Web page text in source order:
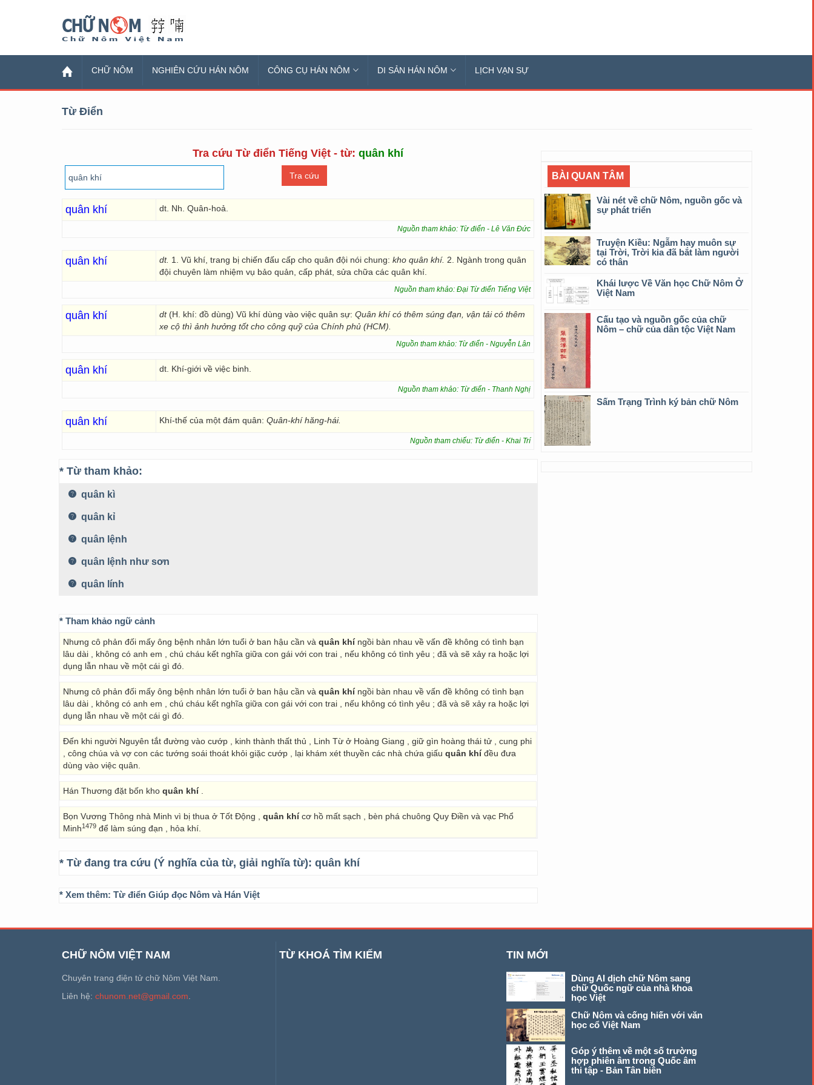
CHỮ NÔM NGHIÊN CỨU HÁN NÔM CÔNG CỤ HÁN NÔM DI SẢN HÁN NÔM LỊCH VẠN SỰ
Từ Điển
Tra cứu Từ điển Tiếng Việt - từ:quân khí
quân khí dt. Nh. Quân-hoả.
Nguồn tham khảo: Từ điển - Lê Văn Đức
quân khí dt. 1. Vũ khí, trang bị chiến đấu cấp cho quân đội nói chung: kho quân khí. 2. Ngành trong quân
đội chuyên làm nhiệm vụ bảo quản, cấp phát, sửa chữa các quân khí.
Nguồn tham khảo: Đại Từ điển Tiếng Việt
quân khí dt (H. khí: đồ dùng) Vũ khí dùng vào việc quân sự: Quân khí có thêm súng đạn, vận tải có thêm
xe cộ thì ảnh hưởng tốt cho công quỹ của Chính phủ (HCM).
Nguồn tham khảo: Từ điển - Nguyễn Lân
quân khí dt. Khí-giới về việc binh.
Nguồn tham khảo: Từ điển - Thanh Nghị
quân khí Khí-thế của một đám quân: Quân-khí hăng-hái.
Nguồn tham chiếu: Từ điển - Khai Trí
* Từ tham khảo:
quân kì
quân kỉ
quân lệnh
quân lệnh như sơn
quân lính
* Tham khảo ngữ cảnh
Nhưng cô phản đối mấy ông bệnh nhân lớn tuổi ở ban hậu cần và quân khíngồi bàn nhau về vấn đề không có tình bạn
lâu dài , không có anh em , chú cháu kết nghĩa giữa con gái với con trai , nếu không có tình yêu ; đã và sẽ xảy ra hoặc lợi
dụng lẫn nhau về một cái gì đó.
Nhưng cô phản đối mấy ông bệnh nhân lớn tuổi ở ban hậu cần và quân khíngồi bàn nhau về vấn đề không có tình bạn
lâu dài , không có anh em , chú cháu kết nghĩa giữa con gái với con trai , nếu không có tình yêu ; đã và sẽ xảy ra hoặc lợi
dụng lẫn nhau về một cái gì đó.
Đến khi người Nguyên tắt đường vào cướp , kinh thành thất thủ , Linh Từ ở Hoàng Giang , giữ gìn hoàng thái tử , cung phi
, công chúa và vợ con các tướng soái thoát khỏi giặc cướp , lại khám xét thuyền các nhà chứa giấu quân khíđều đưa
dùng vào việc quân.
Hán Thương đặt bốn kho quân khí.
Bọn Vương Thông nhà Minh vì bị thua ở Tốt Động , quân khícơ hồ mất sạch , bèn phá chuông Quy Điền và vạc Phổ
Minh1479 để làm súng đạn , hỏa khí.
* Từ đang tra cứu (Ý nghĩa của từ, giải nghĩa từ): quân khí
* Xem thêm: Từ điển Giúp đọc Nôm và Hán Việt
BÀI QUAN TÂM
Vài nét về chữ Nôm, nguồn gốc và
sự phát triển
Truyện Kiều: Ngẫm hay muôn sự
tại Trời, Trời kia đã bắt làm người
có thân
Khái lược Về Văn học Chữ Nôm Ở
Việt Nam
Cấu tạo và nguồn gốc của chữ
Nôm – chữ của dân tộc Việt Nam
Sấm Trạng Trình ký bản chữ Nôm
CHỮ NÔM VIỆT NAM
Chuyên trang điện tử chữ Nôm Việt Nam.
Liên hệ: chunom.net@gmail.com
TỪ KHOÁ TÌM KIẾM TIN MỚI
Dùng AI dịch chữ Nôm sang
chữ Quốc ngữ của nhà khoa
học Việt
Chữ Nôm và cống hiến với văn
học cổ Việt Nam
Góp ý thêm về một số trường
hợp phiên âm trong Quốc âm
thi tập - Bản Tân biên